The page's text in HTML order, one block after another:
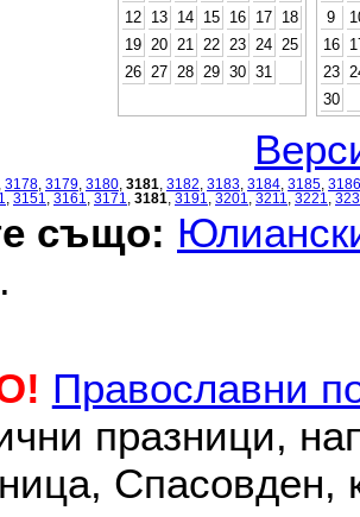
12
13 14 15 16 17
18
19
20 21 22 23 24
25
26
27 28 29 30 31
9
16
23
30
3178 3179 3180 3181 3182 3183 3184 3185 3186
3151 3161 3171 3181 3191 3201 3211 3221
също:
.
Православни
празници,
Спасовден,